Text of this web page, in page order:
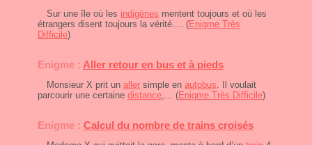
Sur une île où les indigènes mentent toujours et où les
étrangers disent toujours la vérité.... (Enigme Très
Difficile)
Enigme : Aller retour en bus et à pieds
Monsieur X prit un aller simple en autobus. Il voulait
parcourir une certaine distance,... (Enigme Très Difficile)
Enigme : Calcul du nombre de trains croisés